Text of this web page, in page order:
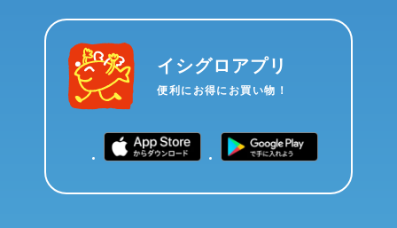
イシグロアプリ
便利にお得にお買い物！